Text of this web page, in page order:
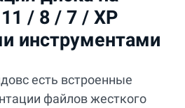
/ 8 / 7 / XP
инструментами
есть встроенные
файлов жесткого